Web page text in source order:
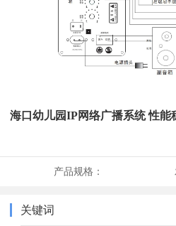
海口幼儿园IP网络广播系统 性能
产品规格：
关键词